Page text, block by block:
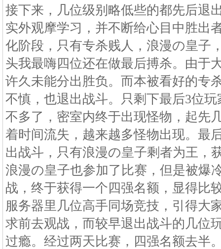
接下来，几位级别略低些的都先后退
实外观摩学习，并不断给心目中胜出
化阶段，只有专杀贱人，浪漫の皇子
头我最嗨四位还在做最后搏杀。由于
许久未能分出胜负。而本被看好的专
不慎，也退出战斗。只剩下最后3位
不多了，密室内终于出现怪物，起先
着时间流失，越来越多怪物出现。最
出战斗，只有浪漫の皇子剩者为王，
浪漫の皇子也参加了比赛，但是被爆
战，终于获得一个四强名额，显得比
服务器里几位高手同场竞技，引得大
求前去观战，而较早退出战斗的几位
过瘾。经过两天比赛，四强名额去半